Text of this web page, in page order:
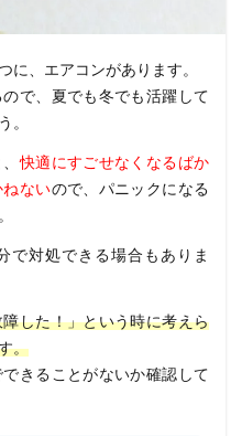
に、エアコンがあります。
で、夏でも冬でも活躍して
。
、快適にすごせなくなるばか
ねないので、パニックになる
で対処できる場合もありま
した！」という時に考えら
。
きることがないか確認して